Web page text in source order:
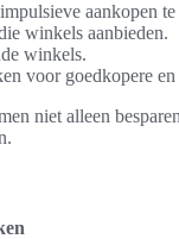
aankopen
winkels aanbieden.
winkels.
voor goedkopere
niet alleen